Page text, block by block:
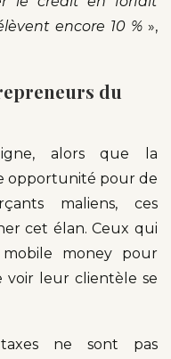
encore 10 %»,
du
alors que la
opportunité pour de
maliens, ces
cet élan. Ceux qui
money pour
voir leur clientèle se
ne sont pas